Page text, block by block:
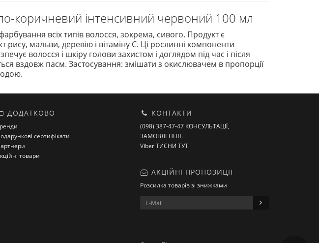
коричневий інтенсивний червоний 100 мл
всіх типів волосся, зокрема, сивого. Продукт є
мальви, деревію і вітаміну С. Ці рослинні компоненти
волосся і шкіру голови захистом і доглядом під час і після
вздовж пасм. Застосування: змішати з окислювачем в пропорції
ДОДАТКОВО
сертифікати
товари
КОНТАКТИ
(098) 387-47-47 КОНСУЛЬТАЦІЇ,
ЗАМОВЛЕННЯ.
Viber ТИСНИ ТУТ
АКЦІЙНІ ПРОПОЗИЦІЇ
Розсилка товарів зі знижками